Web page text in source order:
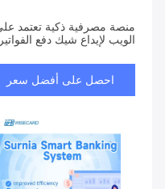
منصة مصرفية ذكية تعتمد
الويب لإيداع شيك دفع الفواتير
احصل على أفضل سعر